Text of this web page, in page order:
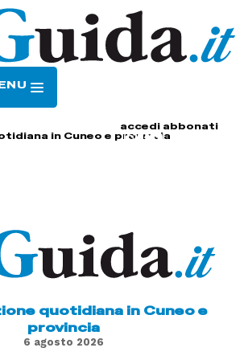
accedi abbonati
in Cuneo e provincia
quotidiana in Cuneo e
provincia
6 agosto 2026